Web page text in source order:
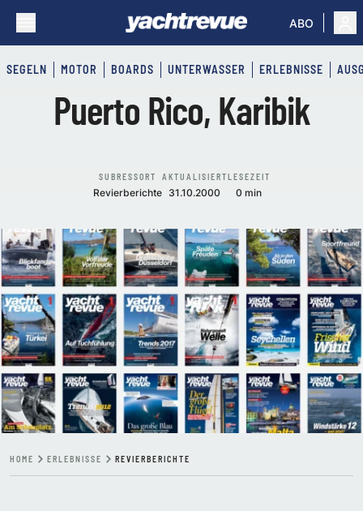
ABO
SEGELN MOTOR BOARDS UNTERWASSER ERLEBNISSE
Puerto Rico, Karibik
SUBRESSORT
Revierberichte
AKTUALISIERT
31.10.2000
LESEZEIT
0 min
HOME ERLEBNISSE REVIERBERICHTE